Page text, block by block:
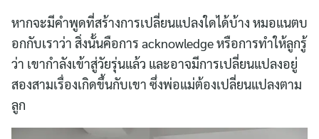
หากจะมีคำพูดที่สร้างการเปลี่ยนแปลงใดได้บ้าง หมอแนตบ
อกกับเราว่า สิ่งนั้นคือการ acknowledge หรือการทำให้ลูกรู้
ว่า เขากำลังเข้าสู่วัยรุ่นแล้ว และอาจมีการเปลี่ยนแปลงอยู่
สองสามเรื่องเกิดขึ้นกับเขา ซึ่งพ่อแม่ต้องเปลี่ยนแปลงตาม
ลูก